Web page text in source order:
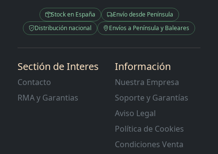
Stock en España
Envío desde Península
Distribución nacional
Envíos a Península y Baleares
Sectión de Interes
Contacto
RMA y Garantias
Información
Nuestra Empresa
Soporte y Garantías
Aviso Legal
Política de Cookies
Condiciones Venta